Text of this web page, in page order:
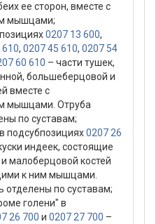
ее сторон, вместе с
мышцами;
0207 13 600,
610, 0207 45 610, 0207 54
60 610 – части тушек,
большеберцовой и
вместе с
мышцами. Отруба
по суставам;
подсубпозициях0207 26
индеек, состоящие
малоберцовой костей
к ним мышцами.
по суставам;
голени" в
26 700 и 0207 27 700 –